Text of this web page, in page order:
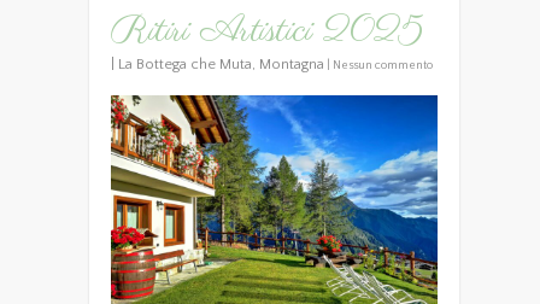
Ritiri Artistici 2025
La Bottega che Muta, Montagna Nessun commento